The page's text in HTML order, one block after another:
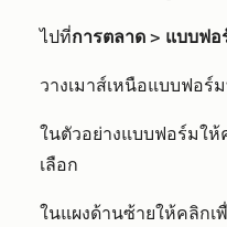
ไปที่การตลาด > แบบฟอ
วางเมาส์เหนือแบบฟอร์
ในตัวอย่างแบบฟอร์มให้
เลือก
ในแผงด้านซ้ายให้คลิกเ